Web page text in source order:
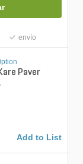
envío
Paver
Add to List